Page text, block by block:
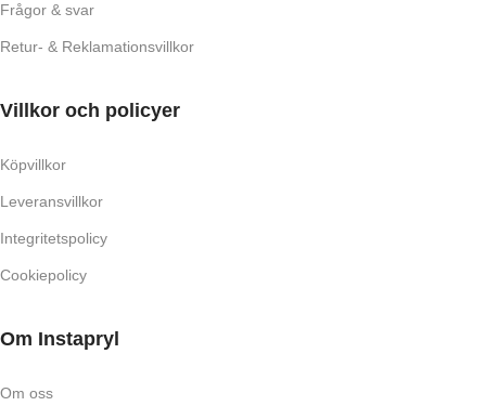
Frågor & svar
Retur- & Reklamationsvillkor
Villkor och policyer
Köpvillkor
Leveransvillkor
Integritetspolicy
Cookiepolicy
Om Instapryl
Om oss